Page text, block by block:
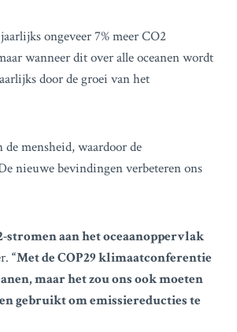
ongeveer 7% meer CO2
wanneer dit over alle oceanen wordt
door de groei van het
mensheid, waardoor de
nieuwe bevindingen verbeteren ons
stromen aan het oceaanoppervlak
“Met de COP29 klimaatconferentie
maar het zou ons ook moeten
gebruikt om emissiereducties te